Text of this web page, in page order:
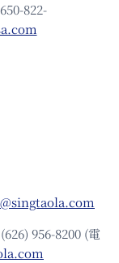
822-
(626) 956-8200 (電